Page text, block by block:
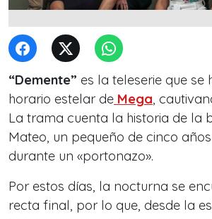
“Demente” es la teleserie que se
horario estelar de Mega,
La trama cuenta la historia de la
Mateo, un pequeño de cinco
durante un «portonazo».
Por estos días, la nocturna se
recta final, por lo que, desde la